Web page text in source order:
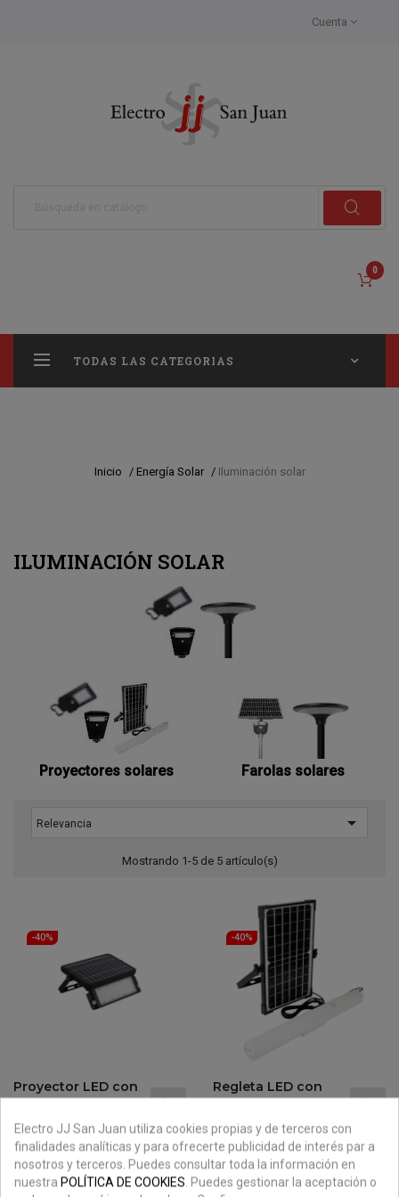
Cuenta
0
TODAS LAS CATEGORIAS
Inicio / Energía Solar / Iluminación solar
ILUMINACIÓN SOLAR
Proyectores solares Farolas solares
Relevancia 
Mostrando 1-5 de 5 artículo(s)
-40%
Proyector LED con
doble panel solar de
Fenoplástica 8522N
Precio
52,70 €Precio
regular
87,83 € -40%
-40%
Regleta LED con
panel Solar con
detector de
movimiento
Fenoplástica 8523 N
Precio
46,08 €Precio
76,80 € -40%
Electro JJ San Juan utiliza cookies propias y de terceros con
finalidades analíticas y para ofrecerte publicidad de interés par a
nosotros y terceros. Puedes consultar toda la información en
nuestra POLÍTICA DE COOKIES. Puedes gestionar la aceptación o